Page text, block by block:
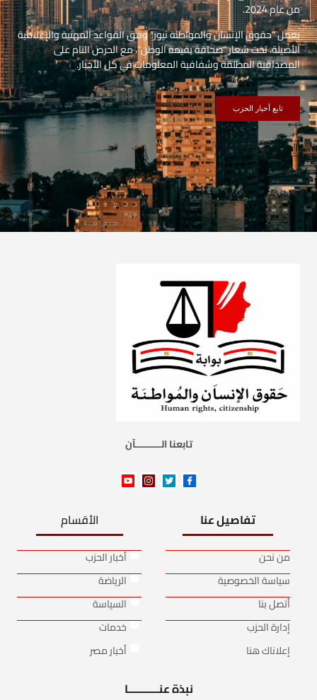
من عام 2024.
يعمل “حقوق الإنسان والمواطنة نيوز” وفق القواعد المهنية والإعلامية
الأصيلة، تحت شعار “صحافة بقيمة الوطن”، مع الحرص التام على
المصداقية المطلقة وشفافية المعلومات في كل الأخبار.
تابع أخبار الحزب
تابعنا الـــــــــآن
تفاصيل عنا
من نحن
سياسة الخصوصية
أتصل بنا
إدارة الحزب
إعلاناك هنا
الأقسام
أخبار الحزب
الرياضة
السياسة
خدمات
أخبار مصر
نبذة عنـــــــــــا